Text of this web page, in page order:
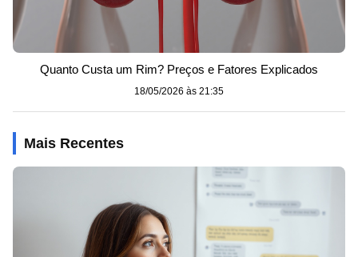
Quanto Custa um Rim? Preços e Fatores Explicados
18/05/2026 às 21:35
Mais Recentes